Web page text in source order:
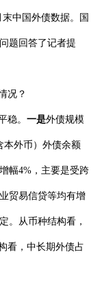
末中国外债数据。国
题回答了记者提
况？
稳。 一是外债规模
本外币）外债余额
幅4%，主要是受跨
贸易信贷等均有增
。从币种结构看，
看，中长期外债占